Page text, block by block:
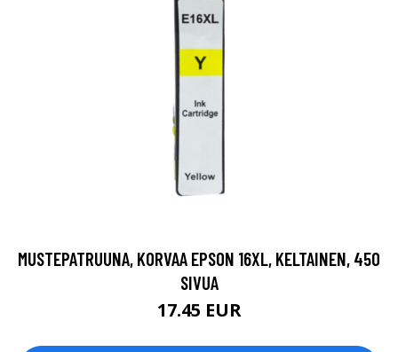
MUSTEPATRUUNA, KORVAA EPSON 16XL, KELTAINEN, 450
SIVUA
17.45 EUR